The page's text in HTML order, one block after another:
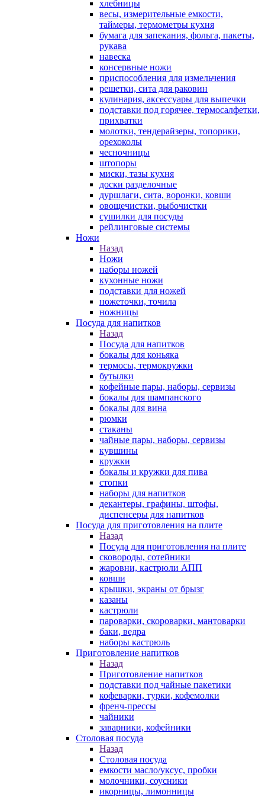
хлебницы
весы, измерительные емкости,
таймеры, термометры кухня
бумага для запекания, фольга, пакеты,
рукава
навеска
консервные ножи
приспособления для измельчения
решетки, сита для раковин
кулинария, аксессуары для выпечки
подставки под горячее, термосалфетки,
прихватки
молотки, тендерайзеры, топорики,
орехоколы
чесночницы
штопоры
миски, тазы кухня
доски разделочные
дуршлаги, сита, воронки, ковши
овощечистки, рыбочистки
сушилки для посуды
рейлинговые системы
Ножи
Назад
Ножи
наборы ножей
кухонные ножи
подставки для ножей
ножеточки, точила
ножницы
Посуда для напитков
Назад
Посуда для напитков
бокалы для коньяка
термосы, термокружки
бутылки
кофейные пары, наборы, сервизы
бокалы для шампанского
бокалы для вина
рюмки
стаканы
чайные пары, наборы, сервизы
кувшины
кружки
бокалы и кружки для пива
стопки
наборы для напитков
декантеры, графины, штофы,
диспенсеры для напитков
Посуда для приготовления на плите
Назад
Посуда для приготовления на плите
сковороды, сотейники
жаровни, кастрюли АПП
ковши
крышки, экраны от брызг
казаны
кастрюли
пароварки, скороварки, мантоварки
баки, ведра
наборы кастрюль
Приготовление напитков
Назад
Приготовление напитков
подставки под чайные пакетики
кофеварки, турки, кофемолки
френч-прессы
чайники
заварники, кофейники
Столовая посуда
Назад
Столовая посуда
емкости масло/уксус, пробки
молочники, соусники
икорницы, лимонницы